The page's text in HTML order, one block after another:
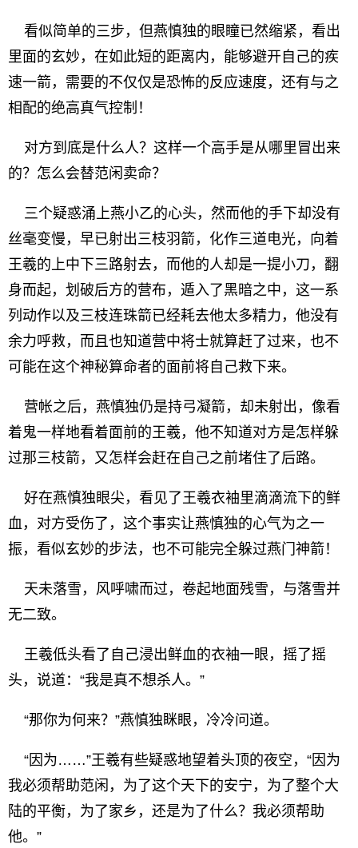
看似简单的三步，但燕慎独的眼瞳已然缩紧，看出
里面的玄妙，在如此短的距离内，能够避开自己的疾
速一箭，需要的不仅仅是恐怖的反应速度，还有与之
相配的绝高真气控制！
对方到底是什么人？这样一个高手是从哪里冒出来
的？怎么会替范闲卖命？
三个疑惑涌上燕小乙的心头，然而他的手下却没有
丝毫变慢，早已射出三枝羽箭，化作三道电光，向着
王羲的上中下三路射去，而他的人却是一提小刀，翻
身而起，划破后方的营布，遁入了黑暗之中，这一系
列动作以及三枝连珠箭已经耗去他太多精力，他没有
余力呼救，而且也知道营中将士就算赶了过来，也不
可能在这个神秘算命者的面前将自己救下来。
营帐之后，燕慎独仍是持弓凝箭，却未射出，像看
着鬼一样地看着面前的王羲，他不知道对方是怎样躲
过那三枝箭，又怎样会赶在自己之前堵住了后路。
好在燕慎独眼尖，看见了王羲衣袖里滴滴流下的鲜
血，对方受伤了，这个事实让燕慎独的心气为之一
振，看似玄妙的步法，也不可能完全躲过燕门神箭！
天未落雪，风呼啸而过，卷起地面残雪，与落雪并
无二致。
王羲低头看了自己浸出鲜血的衣袖一眼，摇了摇
头，说道：“我是真不想杀人。”
“那你为何来？”燕慎独眯眼，冷冷问道。
“因为……”王羲有些疑惑地望着头顶的夜空，“因为
我必须帮助范闲，为了这个天下的安宁，为了整个大
陆的平衡，为了家乡，还是为了什么？我必须帮助
他。”